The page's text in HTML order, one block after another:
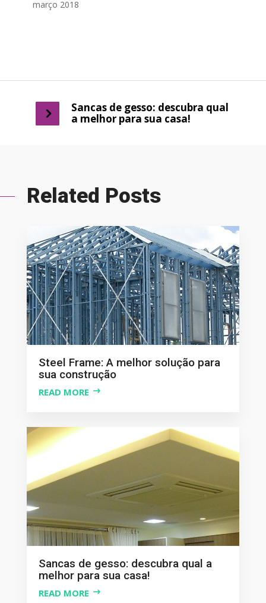
março 2018
Sancas de gesso: descubra qual
a melhor para sua casa!
Related Posts
Steel Frame: A melhor solução para
sua construção
READ MORE
Sancas de gesso: descubra qual a
melhor para sua casa!
READ MORE